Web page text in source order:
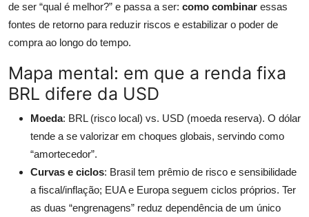
de ser “qual é melhor?” e passa a ser: como combinar essas
fontes de retorno para reduzir riscos e estabilizar o poder de
compra ao longo do tempo.
Mapa mental: em que a renda fixa
BRL difere da USD
Moeda: BRL (risco local) vs. USD (moeda reserva). O dólar
tende a se valorizar em choques globais, servindo como
“amortecedor”.
Curvas e ciclos: Brasil tem prêmio de risco e sensibilidade
a fiscal/inflação; EUA e Europa seguem ciclos próprios. Ter
as duas “engrenagens” reduz dependência de um único